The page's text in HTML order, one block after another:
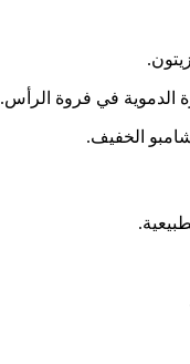
الدموية في فروة الرأس.